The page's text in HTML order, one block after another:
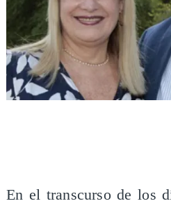
En el transcurso de los